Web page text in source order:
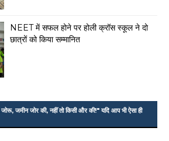
NEET में सफल होने पर होली क्रॉस स्कूल ने दो
छात्रों को किया सम्मानित
जमीन जोर की, नहीं तो किसी और की!" यदि आप भी ऐसा ही